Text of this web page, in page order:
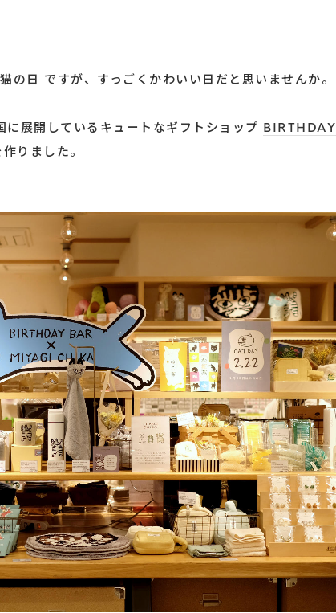
の日 ですが、すっごくかわいい日だと思いませんか。
展開しているキュートなギフトショップ BIRTHDAY
りました。